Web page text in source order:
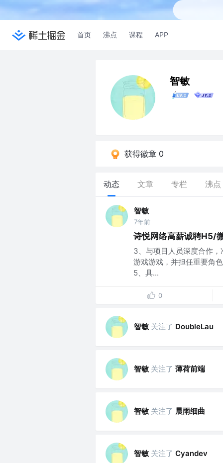
首页 沸点 课程 APP
智敏
获得徽章 0
动态 文章 专栏 沸点
智敏
7年前
诗悦网络高薪诚聘H5/
3、与项目人员深度合作
游戏游戏，并担任重要角
5、具...
0
智敏 关注了 DoubleLau
智敏 关注了 薄荷前端
智敏 关注了 晨雨细曲
智敏 关注了 Cyandev